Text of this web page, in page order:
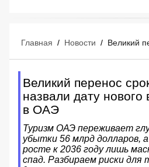
Главная / Новости /
Великий перенос
назвали дату нового
в ОАЭ
Туризм ОАЭ переживает
убытки 56 млрд долларов,
росте к 2036 году лишь
спад. Разбираем риски для